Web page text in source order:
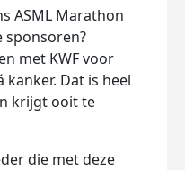
ASML Marathon
sponsoren?
met KWF voor
kanker. Dat is heel
krijgt ooit te
die met deze